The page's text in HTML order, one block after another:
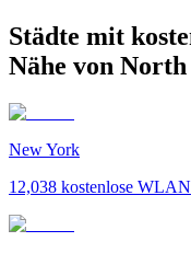
Städte mit
Nähe von
New York
12,038 kostenlose WLAN